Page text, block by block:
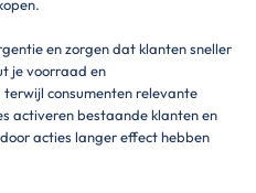
en zorgen dat klanten sneller
je voorraad en
consumenten relevante
activeren bestaande klanten en
acties langer effect hebben